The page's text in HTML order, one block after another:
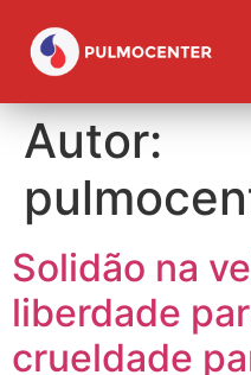
Autor:
Solidão na
liberdade
crueldade